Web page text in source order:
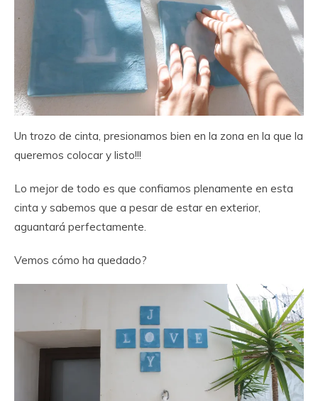
Un trozo de cinta, presionamos bien en la zona en la que la
queremos colocar y listo!!!
Lo mejor de todo es que confiamos plenamente en esta
cinta y sabemos que a pesar de estar en exterior,
aguantará perfectamente.
Vemos cómo ha quedado?